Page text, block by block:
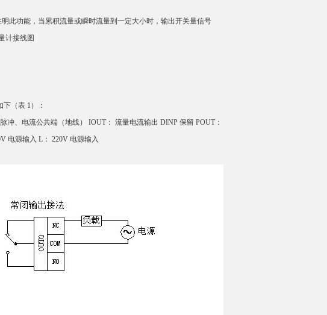
此功能，当累积流量或瞬时流量到一定大小时，输出开关量信号
（表 1）：
冲、电流公共端（地线） IOUT： 流量电流输出 DINP 保留 POUT：
电源输入 L： 220V 电源输入